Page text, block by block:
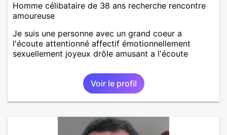
Homme célibataire de 38 ans recherche rencontre
amoureuse
Je suis une personne avec un grand coeur a
l'écoute attentionné affectif émotionnellement
sexuellement joyeux drôle amusant a l'écoute
Voir le profil